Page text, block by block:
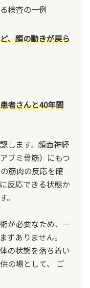
検査の一例
、顔の動きが戻ら
者さんと40年間
します。顔面神経
ブミ骨筋）にもつ
筋肉の反応を確
反応できる状態か
。
が必要なため、一
ずありません。
の状態を落ち着い
の場として、 ご